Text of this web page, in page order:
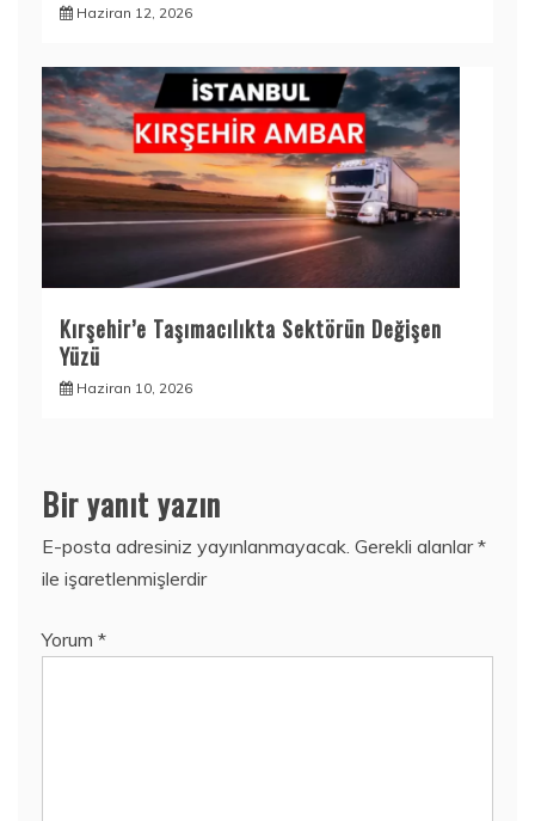
Haziran 12, 2026
Kırşehir’e Taşımacılıkta Sektörün Değişen
Yüzü
Haziran 10, 2026
Bir yanıt yazın
E-posta adresiniz yayınlanmayacak. Gerekli alanlar*
ile işaretlenmişlerdir
Yorum *